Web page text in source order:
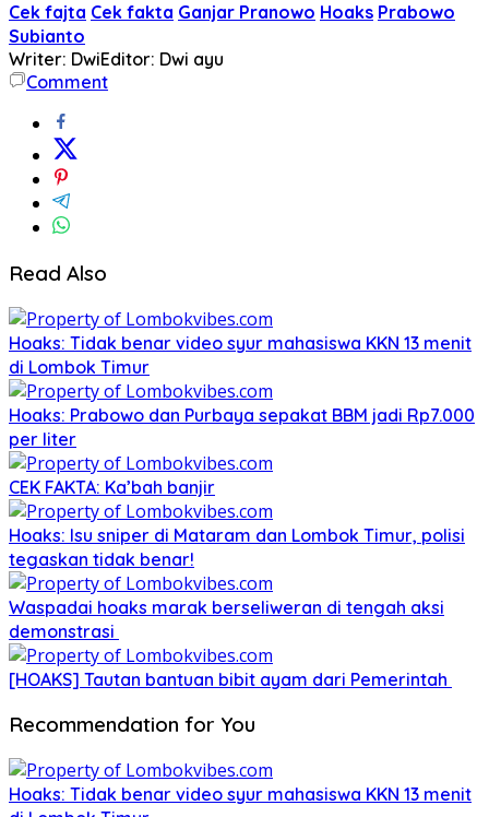
Cek fajta Cek fakta Ganjar Pranowo Hoaks Prabowo
Subianto
Writer: DwiEditor: Dwi ayu
Comment
Read Also
Hoaks: Tidak benar video syur mahasiswa KKN 13 menit
di Lombok Timur
Hoaks: Prabowo dan Purbaya sepakat BBM jadi Rp7.000
per liter
CEK FAKTA: Ka’bah banjir
Hoaks: Isu sniper di Mataram dan Lombok Timur, polisi
tegaskan tidak benar!
Waspadai hoaks marak berseliweran di tengah aksi
demonstrasi
[HOAKS] Tautan bantuan bibit ayam dari Pemerintah
Recommendation for You
Hoaks: Tidak benar video syur mahasiswa KKN 13 menit